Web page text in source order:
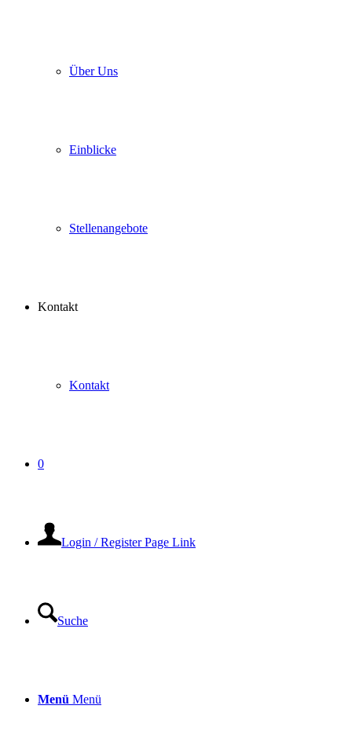
Über Uns
Einblicke
Stellenangebote
Kontakt
Kontakt
0
Login / Register Page Link
Suche
Menü Menü